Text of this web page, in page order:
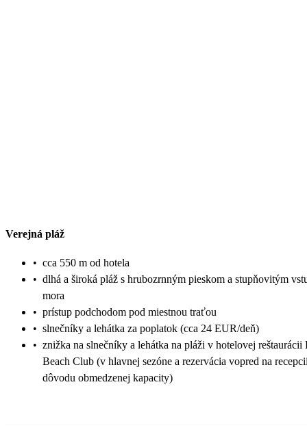
Verejná pláž
• cca 550 m od hotela
• dlhá a široká pláž s hrubozrnným pieskom a stupňovitým
mora
• prístup podchodom pod miestnou traťou
• slnečníky a lehátka za poplatok (cca 24 EUR/deň)
• znižka na slnečníky a lehátka na pláži v hotelovej reštaurácii
Beach Club (v hlavnej sezóne a rezervácia vopred na
dôvodu obmedzenej kapacity)